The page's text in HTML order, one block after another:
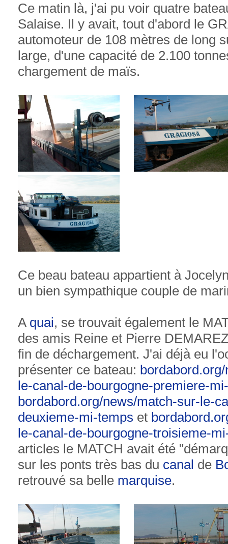
Ce matin là, j'ai pu voir quatre
Salaise. Il y avait, tout d'abord le
automoteur de 108 mètres de long
large, d'une capacité de 2.100
chargement de maïs.
Ce beau bateau appartient à
un bien sympathique couple de
A quai, se trouvait également le
des amis Reine et Pierre
fin de déchargement. J'ai déjà eu
présenter ce bateau:
le-canal-de-bourgogne-premiere-
bordabord.org/news/match-sur-le-
deuxieme-mi-temps et
le-canal-de-bourgogne-troisieme-
articles le MATCH avait été
sur les ponts très bas du canal de
retrouvé sa belle marquise.